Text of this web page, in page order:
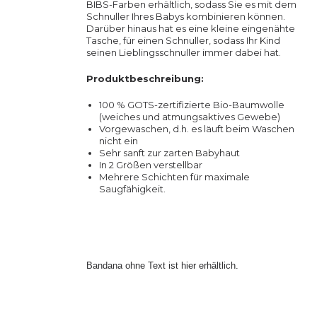
BIBS-Farben erhältlich, sodass Sie es mit dem
Schnuller Ihres Babys kombinieren können.
Darüber hinaus hat es eine kleine eingenähte
Tasche, für einen Schnuller, sodass Ihr Kind
seinen Lieblingsschnuller immer dabei hat.
Produktbeschreibung:
100 % GOTS-zertifizierte Bio-Baumwolle
(weiches und atmungsaktives Gewebe)
Vorgewaschen, d.h. es läuft beim Waschen
nicht ein
Sehr sanft zur zarten Babyhaut
In 2 Größen verstellbar
Mehrere Schichten für maximale
Saugfähigkeit.
Bandana ohne Text ist hier erhältlich.